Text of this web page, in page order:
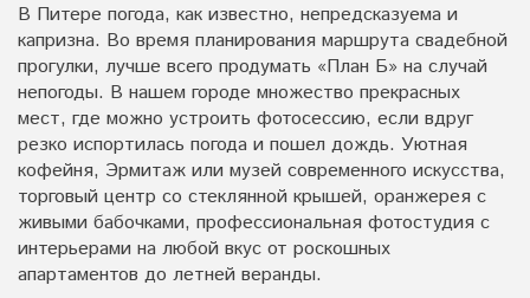
В Питере погода, как известно, непредсказуема и
капризна. Во время планирования маршрута свадебной
прогулки, лучше всего продумать «План Б» на случай
непогоды. В нашем городе множество прекрасных
мест, где можно устроить фотосессию, если вдруг
резко испортилась погода и пошел дождь. Уютная
кофейня, Эрмитаж или музей современного искусства,
торговый центр со стеклянной крышей, оранжерея с
живыми бабочками, профессиональная фотостудия с
интерьерами на любой вкус от роскошных
апартаментов до летней веранды.